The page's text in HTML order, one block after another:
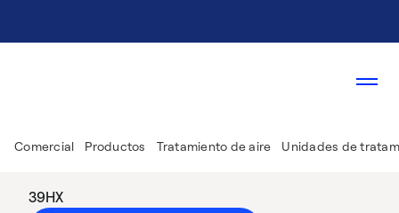
Comercial Productos Tratamiento de aire Unidades de
39HX